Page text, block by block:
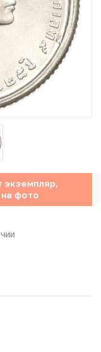
года)
СССР и России
экземпляр,
фото